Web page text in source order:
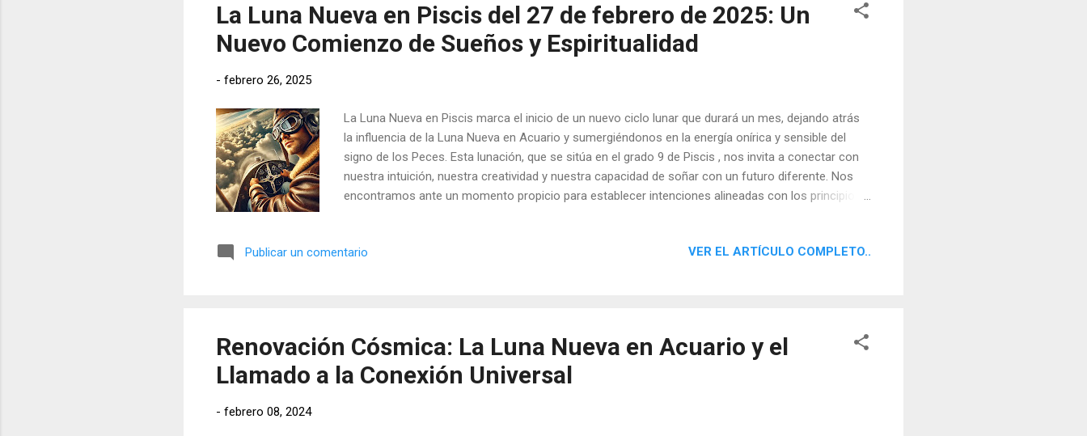
La Luna Nueva en Piscis del 27 de febrero de 2025: Un
Nuevo Comienzo de Sueños y Espiritualidad
- febrero 26, 2025
La Luna Nueva en Piscis marca el inicio de un nuevo ciclo lunar que durará un mes, dejando atrás
la influencia de la Luna Nueva en Acuario y sumergiéndonos en la energía onírica y sensible del
signo de los Peces. Esta lunación, que se sitúa en el grado 9 de Piscis , nos invita a conectar con
nuestra intuición, nuestra creatividad y nuestra capacidad de soñar con un futuro diferente. Nos
encontramos ante un momento propicio para establecer intenciones alineadas con los principios
Publicar un comentario
VER EL ARTÍCULO COMPLETO..
Renovación Cósmica: La Luna Nueva en Acuario y el
Llamado a la Conexión Universal
- febrero 08, 2024